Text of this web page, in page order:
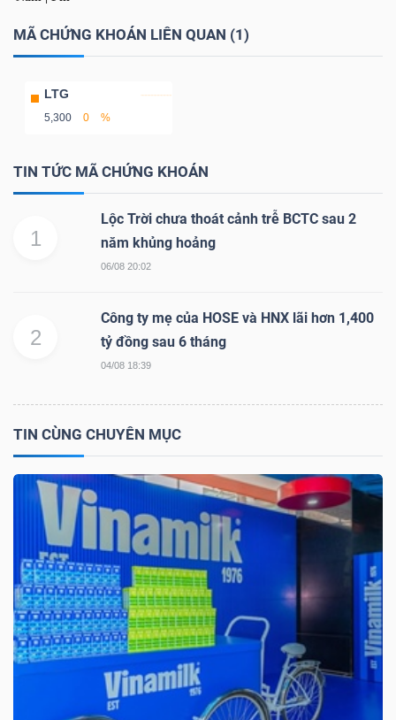
MÃ CHỨNG KHOÁN LIÊN QUAN (1)
LTG
5,300 0 %
TIN TỨC MÃ CHỨNG KHOÁN
1
Lộc Trời chưa thoát cảnh trễ BCTC sau 2
năm khủng hoảng
06/08 20:02
2
Công ty mẹ của HOSE và HNX lãi hơn 1,400
tỷ đồng sau 6 tháng
04/08 18:39
TIN CÙNG CHUYÊN MỤC
VS-
LƯỢNG
NGUYÊN
CÔNG
NGHIỆP
TIÊU
DÙNG